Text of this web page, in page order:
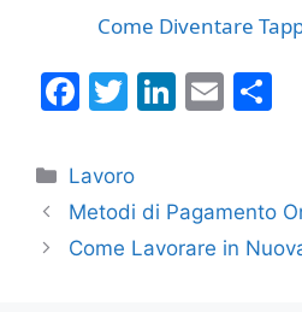
Come Diventare
F
c
e
b
T
itt
er
Li
e
dI
E
l
vi
Categorie
Lavoro
Metodi di Pagamento
Come Lavorare in